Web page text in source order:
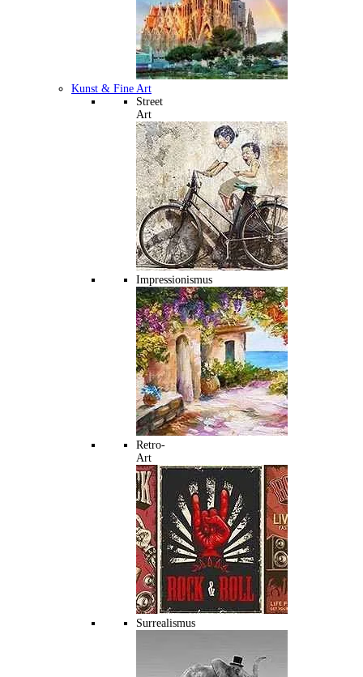
Kunst & Fine Art
Street
Art
Impressionismus
Retro-
Art
Surrealismus